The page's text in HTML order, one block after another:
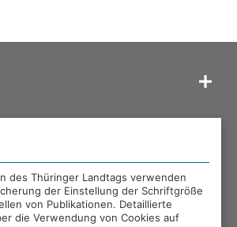
THÜRINGER LANDTAGS
des Thüringer Landtags verwenden
der Einstellung der Schriftgröße
von Publikationen. Detaillierte
die Verwendung von Cookies auf